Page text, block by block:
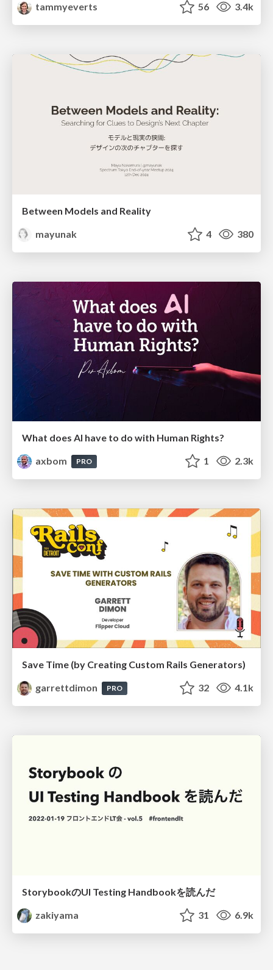
tammyeverts
56 3.4k
Between Models and Reality
mayunak
4 380
What does AI have to do with Human Rights?
axbom
PRO 1 2.3k
Save Time (by Creating Custom Rails Generators)
garrettdimon
PRO 32 4.1k
StorybookのUI Testing Handbookを読んだ
zakiyama
31 6.9k